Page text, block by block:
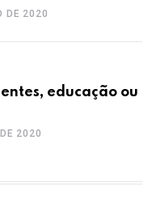
DE 2020
educação ou
2020